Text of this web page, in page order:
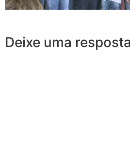
Deixe uma resposta